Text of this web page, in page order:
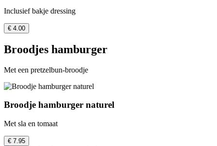
Inclusief bakje dressing
€ 4.00
Broodjes hamburger
Met een pretzelbun-broodje
Broodje hamburger naturel
Met sla en tomaat
€ 7.95